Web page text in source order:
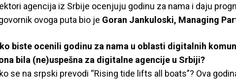
agencija iz Srbije ocenjuju godinu za nama i daju
ovoga puta bio je Goran Jankuloski, Managing
biste ocenili godinu za nama u oblasti digitalnih
bila (ne)uspešna za digitalne agencije u Srbiji?
se na srpski prevodi “Rising tide lifts all boats”? Ova